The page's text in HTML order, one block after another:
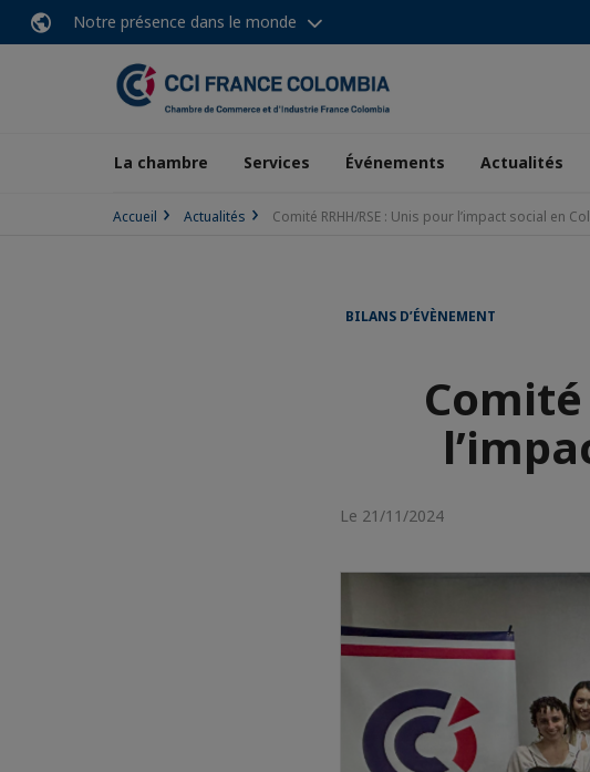
Notre présence dans le monde
La chambre Services Événements Actualités
Accueil Actualités Comité RRHH/RSE : Unis pour l’impact social en
BILANS D’ÉVÈNEMENT
Comité
Le 21/11/2024